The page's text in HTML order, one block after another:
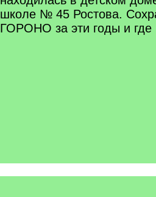
школе № 45 Ростова.
ГОРОНО за эти годы и где